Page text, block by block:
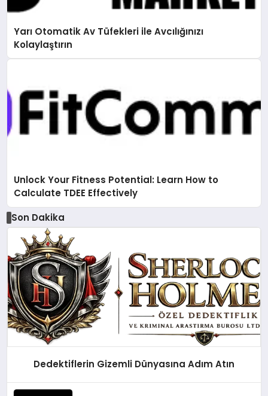
Yarı Otomatik Av Tüfekleri ile Avcılığınızı
Kolaylaştırın
Unlock Your Fitness Potential: Learn How to
Calculate TDEE Effectively
Son Dakika
Dedektiflerin Gizemli Dünyasına Adım Atın